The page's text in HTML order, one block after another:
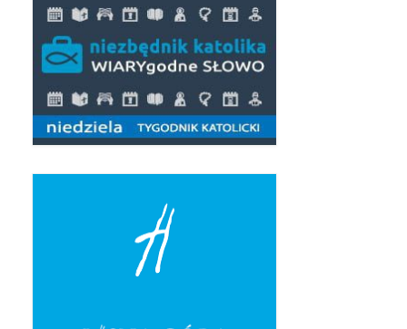
Boże Ciało
Galerie 2020
Uroczystość Św. Jakuba Apostoła 2020
Wizytacja Kanoniczna 21.06.2020
Boże Ciało 2020
GODZINA ŚWIĘTA W ŚWIĘTO
MIŁOSIERDZIA BOŻEGO